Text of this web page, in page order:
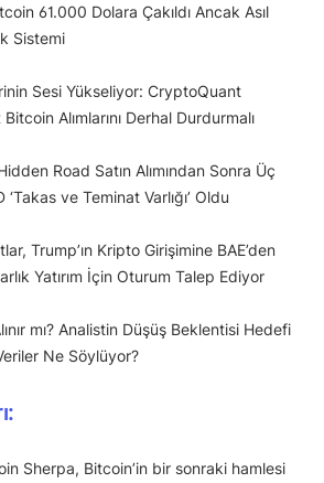
61.000 Dolara Çakıldı Ancak Asıl
Sistemi
Sesi Yükseliyor: CryptoQuant
Alımlarını Derhal Durdurmalı
Road Satın Alımından Sonra Üç
‘Takas ve Teminat Varlığı’ Oldu
Trump’ın Kripto Girişimine BAE’den
Yatırım İçin Oturum Talep Ediyor
mı? Analistin Düşüş Beklentisi Hedefi
Ne Söylüyor?
Sherpa, Bitcoin’in bir sonraki hamlesi